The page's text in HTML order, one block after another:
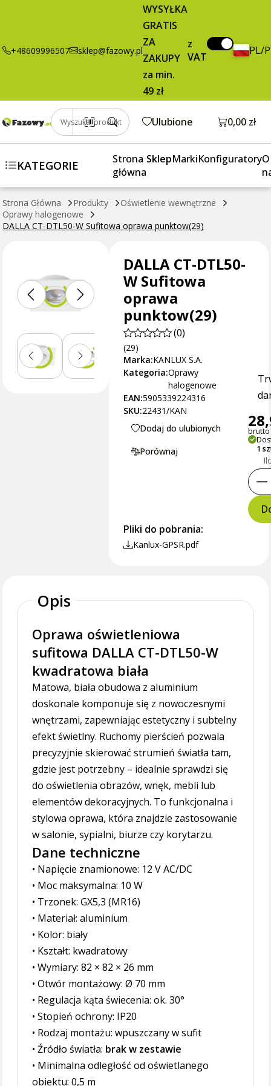
+48609996507 sklep@fazowy.pl
WYSYŁKA
GRATIS
ZA
ZAKUPY
za min.
49 zł
z
VAT
PL/
Wyszukaj produkt Ulubione Otwórz
0,00 zł
KATEGORIE
Strona
główna
SklepMarkiKonfiguratoryO
Strona Główna Produkty
Oświetlenie wewnętrzne
Oprawy halogenowe
DALLA CT-DTL50-W Sufitowa oprawa punktow(29)
punktow(29)
brutto / szt. Dodaj do koszyka
DALLA CT-DTL50-
W Sufitowa
oprawa
punktow(29)
(0)
(29)
Marka:KANLUX S.A.
Kategoria:Oprawy
halogenowe
EAN:5905339224316
SKU:22431/KAN
Dodaj do ulubionych
Porównaj
brutto
1
Pliki do pobrania:
Kanlux-GPSR.pdf
Opis
Oprawa oświetleniowa
sufitowa DALLA CT-DTL50-W
kwadratowa biała
Matowa, biała obudowa z aluminium
doskonale komponuje się z nowoczesnymi
wnętrzami, zapewniając estetyczny i subtelny
efekt świetlny. Ruchomy pierścień pozwala
precyzyjnie skierować strumień światła tam,
gdzie jest potrzebny – idealnie sprawdzi się
do oświetlenia obrazów, wnęk, mebli lub
elementów dekoracyjnych. To funkcjonalna i
stylowa oprawa, która znajdzie zastosowanie
w salonie, sypialni, biurze czy korytarzu.
Dane techniczne
• Napięcie znamionowe: 12 V AC/DC
• Moc maksymalna: 10 W
• Trzonek: GX5,3 (MR16)
• Materiał: aluminium
• Kolor: biały
• Kształt: kwadratowy
• Wymiary: 82 × 82 × 26 mm
• Otwór montażowy: Ø 70 mm
• Regulacja kąta świecenia: ok. 30°
• Stopień ochrony: IP20
• Rodzaj montażu: wpuszczany w sufit
• Źródło światła: brak w zestawie
• Minimalna odległość od oświetlanego
obiektu: 0,5 m